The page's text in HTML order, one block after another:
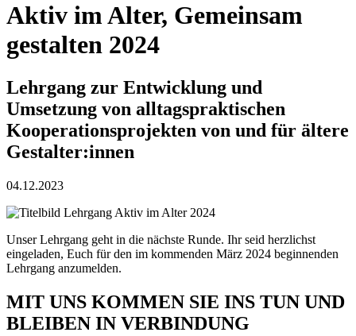
Aktiv im Alter, Gemeinsam
gestalten 2024
Lehrgang zur Entwicklung und
Umsetzung von alltagspraktischen
Kooperationsprojekten von und für ältere
Gestalter:innen
04.12.2023
Unser Lehrgang geht in die nächste Runde. Ihr seid herzlichst
eingeladen, Euch für den im kommenden März 2024 beginnenden
Lehrgang anzumelden.
MIT UNS KOMMEN SIE INS TUN UND
BLEIBEN IN VERBINDUNG